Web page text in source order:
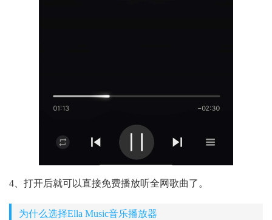
4、打开后就可以直接免费播放听全网歌曲了。
为什么选择Ella Music音乐播放器